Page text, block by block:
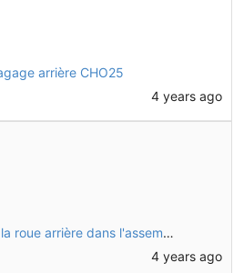
arrière CHO25
4 years ago
Orientation correcte de la roue arrière dans l'assemblage
4 years ago